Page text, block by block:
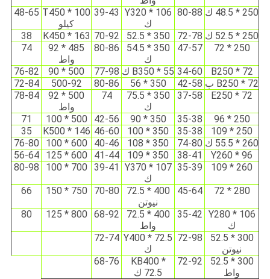
250 * 48.5 ك 80-88
Y320 * 106
ك
39-43
T450 * 100
كيلو
48-65
250 * 52.5 ك 72-78
350 * 52.5
70-92
K450 * 163
38
250 * 72
47-57
350 * 54.5
ك
80-86
485 * 92
واط
74
B250 * 72
34-60 B350 * 55 ك 77-98
500 * 90
76-82
B250 * 72 ب
42-58
350 * 56
80-86
500-92
72-84
E250 * 72
37-58
350 * 75.5
ك
74
500 * 92
واط
78-84
250 * 96
35-38
350 * 90
42-56
500 * 100
71
250 * 109
35-38
350 * 100
46-60
K500 * 146
35
260 * 55.5 ك
74-80
350 * 108
40-46
600 * 100
76-80
Y260 * 96
38-41
350 * 109
41-44
600 * 125
56-64
260 * 109
35-39
Y370 * 107
ك
39-41
700 * 100
80-98
280 * 72
45-64
400 * 72.5
نيوتن
70-80
750 * 150
66
Y280 * 106
ك
35-42
400 * 72.5
واط
68-92
800 * 125
80
300 * 52.5
نيوتن
72-98
Y400 * 72.5
ك
72-74
300 * 52.5
واط
72-92
KB400 *
72.5 ك
68-76